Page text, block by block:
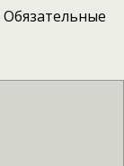
Обязательные